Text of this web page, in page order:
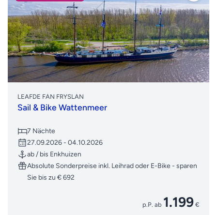
LEAFDE FAN FRYSLAN
Sail & Bike Wattenmeer
7 Nächte
27.09.2026 - 04.10.2026
ab / bis Enkhuizen
Absolute Sonderpreise inkl. Leihrad oder E-Bike - sparen
Sie bis zu € 692
p.P. ab 1.199 €